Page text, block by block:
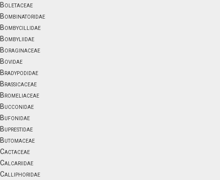
Boletaceae
Bombinatoridae
Bombycillidae
Bombyliidae
Boraginaceae
Bovidae
Bradypodidae
Brassicaceae
Bromeliaceae
Bucconidae
Bufonidae
Buprestidae
Butomaceae
Cactaceae
Calcariidae
Calliphoridae